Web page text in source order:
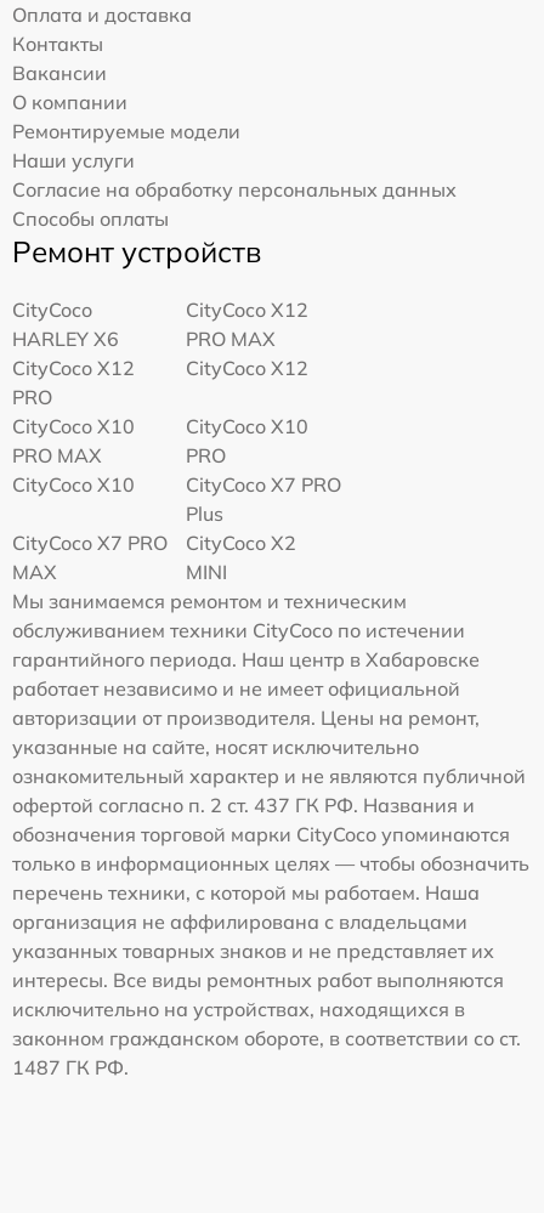
Оплата и доставка
Контакты
Вакансии
О компании
Ремонтируемые модели
Наши услуги
Согласие на обработку персональных данных
Способы оплаты
Ремонт устройств
CityCoco
HARLEY X6
CityCoco X12
PRO MAX
CityCoco X12
PRO
CityCoco X12
CityCoco X10
PRO MAX
CityCoco X10
PRO
CityCoco X10
CityCoco X7 PRO
Plus
CityCoco X7 PRO
MAX
CityCoco X2
MINI
Мы занимаемся ремонтом и техническим
обслуживанием техники CityCoco по истечении
гарантийного периода. Наш центр в Хабаровске
работает независимо и не имеет официальной
авторизации от производителя. Цены на ремонт,
указанные на сайте, носят исключительно
ознакомительный характер и не являются публичной
офертой согласно п. 2 ст. 437 ГК РФ. Названия и
обозначения торговой марки CityCoco упоминаются
только в информационных целях — чтобы обозначить
перечень техники, с которой мы работаем. Наша
организация не аффилирована с владельцами
указанных товарных знаков и не представляет их
интересы. Все виды ремонтных работ выполняются
исключительно на устройствах, находящихся в
законном гражданском обороте, в соответствии со ст.
1487 ГК РФ.